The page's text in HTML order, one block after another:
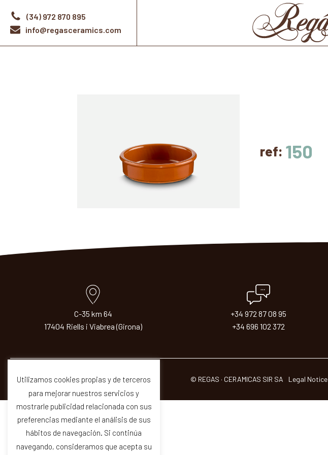
(34) 972 870 895
info@regasceramics.com
ref: 150
C-35 km 64
17404 Riells i Viabrea (Girona)
+34 972 87 08 95
+34 696 102 372
© REGAS · CERAMICAS SIR SA Legal Notice
Utilizamos cookies propias y de terceros
para mejorar nuestros servicios y
mostrarle publicidad relacionada con sus
preferencias mediante el análisis de sus
hábitos de navegación. Si continúa
navegando, consideramos que acepta su